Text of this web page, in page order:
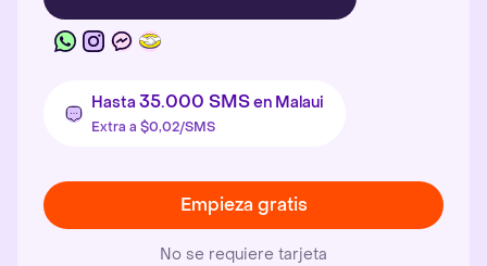
Hasta 35.000 SMSen Malaui
Extra a $0,02/SMS
Empieza gratis
No se requiere tarjeta